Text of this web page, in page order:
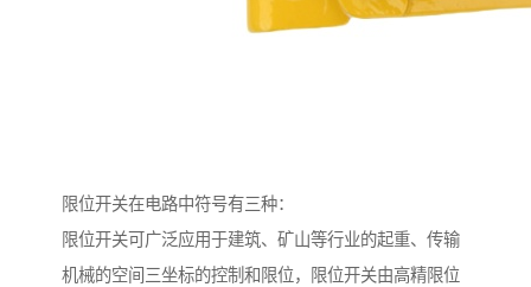
限位开关在电路中符号有三种：
限位开关可广泛应用于建筑、矿山等行业的起重、传输
机械的空间三坐标的控制和限位，限位开关由高精限位